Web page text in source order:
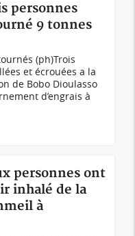
personnes
9 tonnes
(ph)Trois
et écrouées a la
de Bobo Dioulasso
d’engrais à
personnes ont
inhalé de la
à